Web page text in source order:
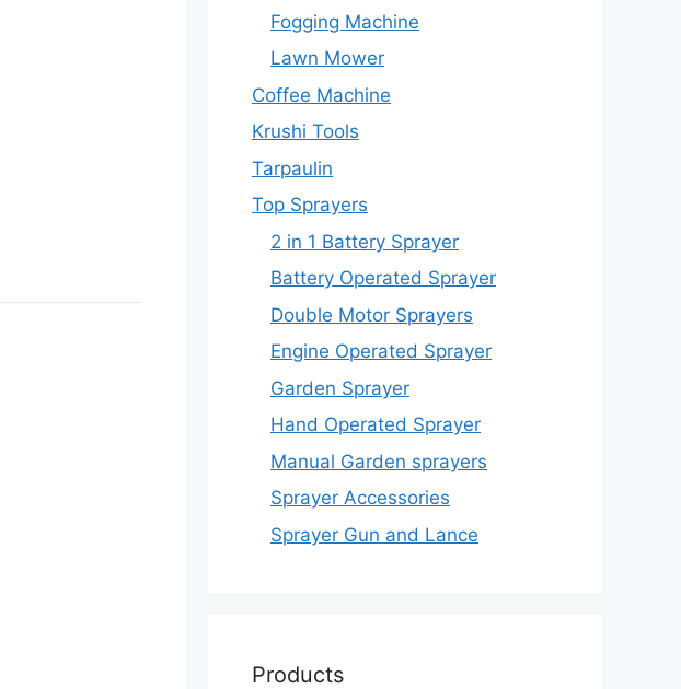
Fogging Machine
Lawn Mower
Coffee Machine
Krushi Tools
Tarpaulin
Top Sprayers
2 in 1 Battery Sprayer
Battery Operated Sprayer
Double Motor Sprayers
Engine Operated Sprayer
Garden Sprayer
Hand Operated Sprayer
Manual Garden sprayers
Sprayer Accessories
Sprayer Gun and Lance
Products